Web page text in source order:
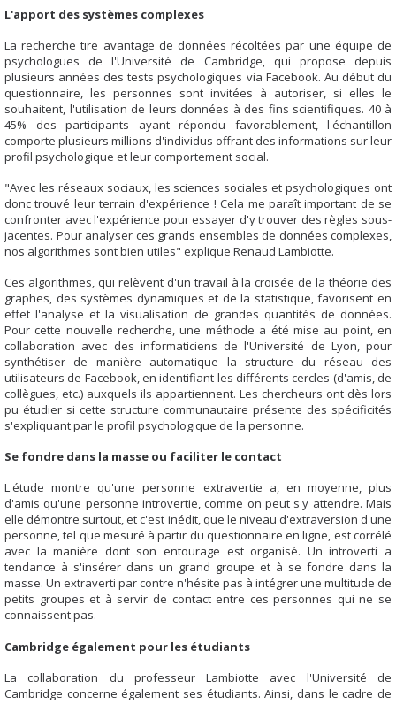
L'apport des systèmes complexes
La recherche tire avantage de données récoltées par une équipe de
psychologues de l'Université de Cambridge, qui propose depuis
plusieurs années des tests psychologiques via Facebook. Au début du
questionnaire, les personnes sont invitées à autoriser, si elles le
souhaitent, l'utilisation de leurs données à des fins scientifiques. 40 à
45% des participants ayant répondu favorablement, l'échantillon
comporte plusieurs millions d'individus offrant des informations sur leur
profil psychologique et leur comportement social.
"Avec les réseaux sociaux, les sciences sociales et psychologiques ont
donc trouvé leur terrain d'expérience ! Cela me paraît important de se
confronter avec l'expérience pour essayer d'y trouver des règles sous-
jacentes. Pour analyser ces grands ensembles de données complexes,
nos algorithmes sont bien utiles" explique Renaud Lambiotte.
Ces algorithmes, qui relèvent d'un travail à la croisée de la théorie des
graphes, des systèmes dynamiques et de la statistique, favorisent en
effet l'analyse et la visualisation de grandes quantités de données.
Pour cette nouvelle recherche, une méthode a été mise au point, en
collaboration avec des informaticiens de l'Université de Lyon, pour
synthétiser de manière automatique la structure du réseau des
utilisateurs de Facebook, en identifiant les différents cercles (d'amis, de
collègues, etc.) auxquels ils appartiennent. Les chercheurs ont dès lors
pu étudier si cette structure communautaire présente des spécificités
s'expliquant par le profil psychologique de la personne.
Se fondre dans la masse ou faciliter le contact
L'étude montre qu'une personne extravertie a, en moyenne, plus
d'amis qu'une personne introvertie, comme on peut s'y attendre. Mais
elle démontre surtout, et c'est inédit, que le niveau d'extraversion d'une
personne, tel que mesuré à partir du questionnaire en ligne, est corrélé
avec la manière dont son entourage est organisé. Un introverti a
tendance à s'insérer dans un grand groupe et à se fondre dans la
masse. Un extraverti par contre n'hésite pas à intégrer une multitude de
petits groupes et à servir de contact entre ces personnes qui ne se
connaissent pas.
Cambridge également pour les étudiants
La collaboration du professeur Lambiotte avec l'Université de
Cambridge concerne également ses étudiants. Ainsi, dans le cadre de